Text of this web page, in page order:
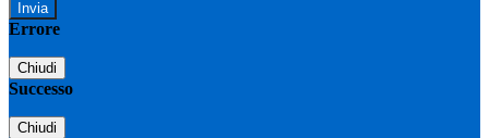
Errore
Chiudi
Successo
Chiudi